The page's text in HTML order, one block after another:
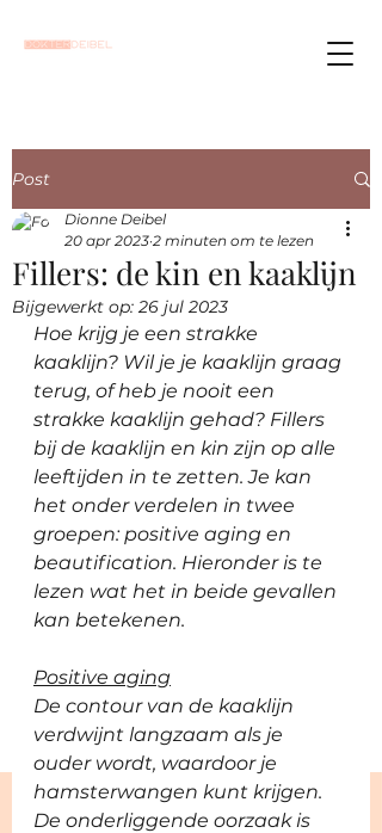
Post
Fillers: de kin en kaaklijn
Dionne Deibel
20 apr 2023 2 minuten om te lezen
Bijgewerkt op: 26 jul 2023
Hoe krijg je een strakke
kaaklijn? Wil je je kaaklijn graag
terug, of heb je nooit een
strakke kaaklijn gehad? Fillers
bij de kaaklijn en kin zijn op alle
leeftijden in te zetten. Je kan
het onder verdelen in twee
groepen: positive aging en
beautification. Hieronder is te
lezen wat het in beide gevallen
kan betekenen.
Positive aging
De contour van de kaaklijn
verdwijnt langzaam als je
ouder wordt, waardoor je
hamsterwangen kunt krijgen.
De onderliggende oorzaak is